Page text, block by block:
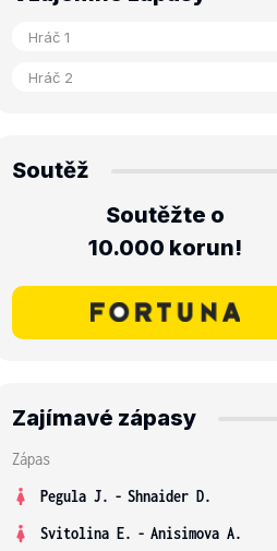
Soutěž
Soutěžte o
10.000 korun!
Zajímavé zápasy
Zápas
Pegula J. - Shnaider D.
Svitolina E. - Anisimova A.